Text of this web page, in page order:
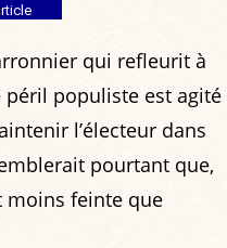
qui refleurit à
péril populiste est agité
l’électeur dans
pourtant que,
moins feinte que